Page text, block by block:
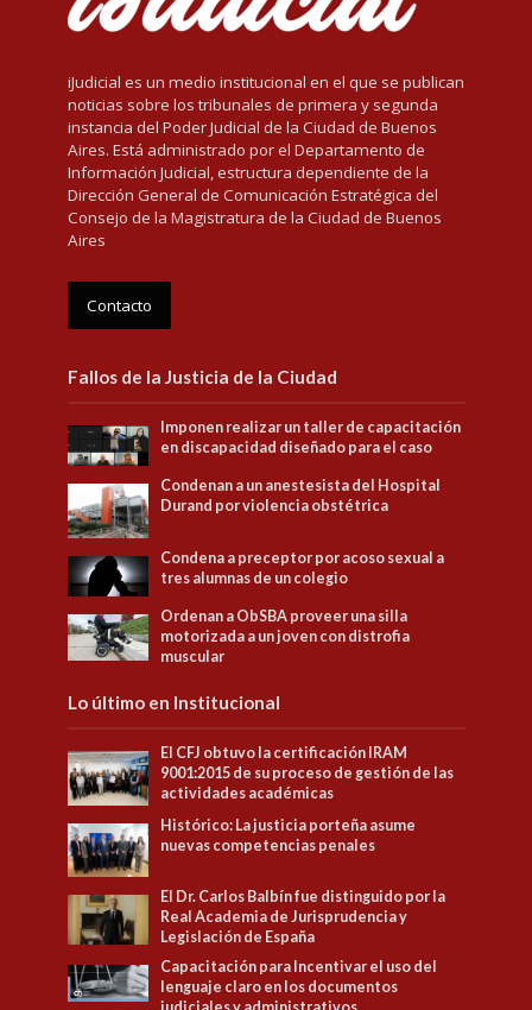
iJudicial es un medio institucional en el que se publican
noticias sobre los tribunales de primera y segunda
instancia del Poder Judicial de la Ciudad de Buenos
Aires. Está administrado por el Departamento de
Información Judicial, estructura dependiente de la
Dirección General de Comunicación Estratégica del
Consejo de la Magistratura de la Ciudad de Buenos
Aires
Contacto
Fallos de la Justicia de la Ciudad
Imponen realizar un taller de capacitación
en discapacidad diseñado para el caso
Condenan a un anestesista del Hospital
Durand por violencia obstétrica
Condena a preceptor por acoso sexual a
tres alumnas de un colegio
Ordenan a ObSBA proveer una silla
motorizada a un joven con distrofia
muscular
Lo último en Institucional
El CFJ obtuvo la certificación IRAM
9001:2015 de su proceso de gestión de las
actividades académicas
Histórico: La justicia porteña asume
nuevas competencias penales
El Dr. Carlos Balbín fue distinguido por la
Real Academia de Jurisprudencia y
Legislación de España
Capacitación para Incentivar el uso del
lenguaje claro en los documentos